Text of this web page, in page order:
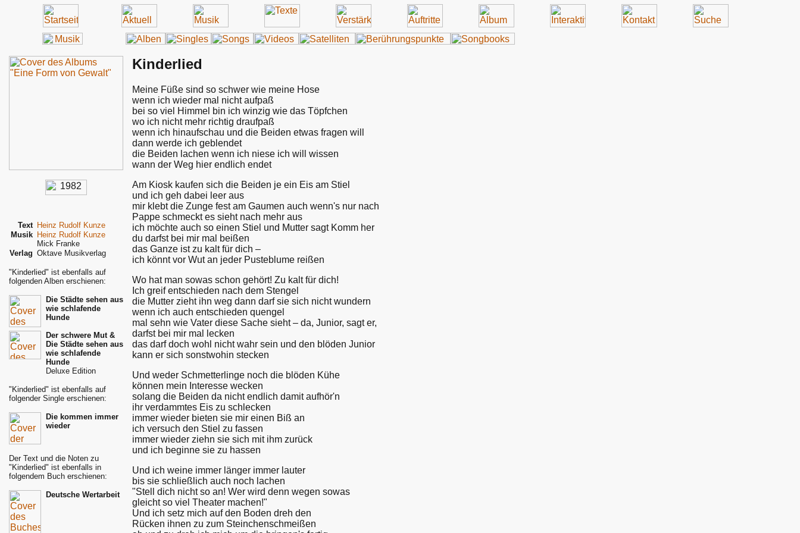
Text Heinz Rudolf Kunze
Musik Heinz Rudolf Kunze
Mick Franke
Verlag Oktave Musikverlag
"Kinderlied" ist ebenfalls auf
folgenden Alben erschienen:
Die Städte sehen aus
wie schlafende
Hunde
Der schwere Mut &
Die Städte sehen aus
wie schlafende
Hunde
Deluxe Edition
"Kinderlied" ist ebenfalls auf
folgender Single erschienen:
Die kommen immer
wieder
Der Text und die Noten zu
"Kinderlied" ist ebenfalls in
folgendem Buch erschienen:
Deutsche Wertarbeit
Kinderlied
Meine Füße sind so schwer wie meine Hose
wenn ich wieder mal nicht aufpaß
bei so viel Himmel bin ich winzig wie das Töpfchen
wo ich nicht mehr richtig draufpaß
wenn ich hinaufschau und die Beiden etwas fragen will
dann werde ich geblendet
die Beiden lachen wenn ich niese ich will wissen
wann der Weg hier endlich endet
Am Kiosk kaufen sich die Beiden je ein Eis am Stiel
und ich geh dabei leer aus
mir klebt die Zunge fest am Gaumen auch wenn's nur nach
Pappe schmeckt es sieht nach mehr aus
ich möchte auch so einen Stiel und Mutter sagt Komm her
du darfst bei mir mal beißen
das Ganze ist zu kalt für dich –
ich könnt vor Wut an jeder Pusteblume reißen
Wo hat man sowas schon gehört! Zu kalt für dich!
Ich greif entschieden nach dem Stengel
die Mutter zieht ihn weg dann darf sie sich nicht wundern
wenn ich auch entschieden quengel
mal sehn wie Vater diese Sache sieht – da, Junior, sagt er,
darfst bei mir mal lecken
das darf doch wohl nicht wahr sein und den blöden Junior
kann er sich sonstwohin stecken
Und weder Schmetterlinge noch die blöden Kühe
können mein Interesse wecken
solang die Beiden da nicht endlich damit aufhör'n
ihr verdammtes Eis zu schlecken
immer wieder bieten sie mir einen Biß an
ich versuch den Stiel zu fassen
immer wieder ziehn sie sich mit ihm zurück
und ich beginne sie zu hassen
Und ich weine immer länger immer lauter
bis sie schließlich auch noch lachen
"Stell dich nicht so an! Wer wird denn wegen sowas
gleicht so viel Theater machen!"
Und ich setz mich auf den Boden dreh den
Rücken ihnen zu zum Steinchenschmeißen